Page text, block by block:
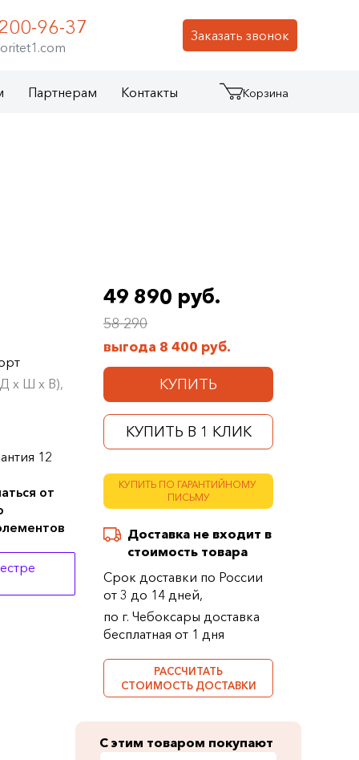
Заказать звонок
96-37
Партнерам Контакты Корзина
49 890 руб.
58 290
выгода 8 400 руб.
КУПИТЬ
КУПИТЬ В 1 КЛИК
КУПИТЬ ПО ГАРАНТИЙНОМУ
ПИСЬМУ
Доставка не входит в
стоимость товара
Срок доставки по России
от 3 до 14 дней,
по г. Чебоксары доставка
бесплатная от 1 дня
РАССЧИТАТЬ
СТОИМОСТЬ ДОСТАВКИ
х Ш х В),
12
от
С этим товаром покупают